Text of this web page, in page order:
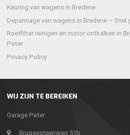
WIJ ZIJN TE BEREIKEN
Garage Peter
Brugsesteenweg 51b
Keuring van wagens in Bredene
Depannage van wagens in Bredene –
Roetfilter reinigen en motor ontkalken in
Peter
Privacy Policy